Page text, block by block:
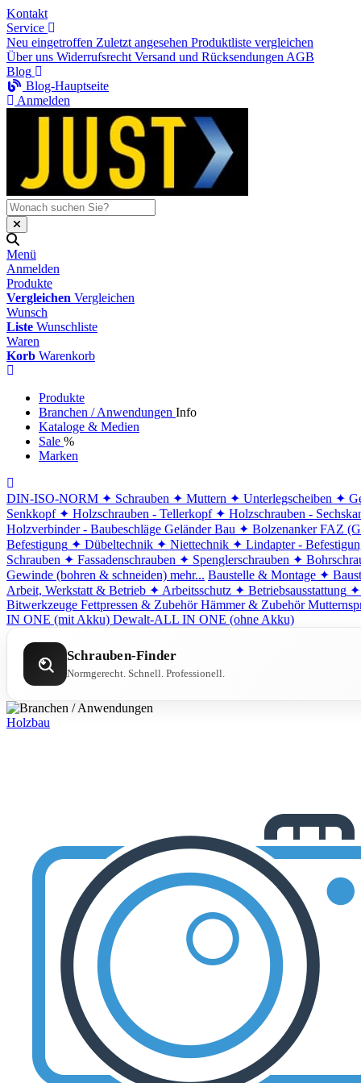
Kontakt
Service
Neu eingetroffen Zuletzt angesehen Produktliste vergleichen
Über uns Widerrufsrecht Versand und Rücksendungen AGB
Blog
Blog-Hauptseite
Anmelden
Menü
Anmelden
Produkte
Vergleichen Vergleichen
Wunsch
Liste Wunschliste
Waren
Korb Warenkorb
Produkte
Branchen / Anwendungen Info
Kataloge & Medien
Sale %
Marken
DIN-ISO-NORM ✦ Schrauben ✦ Muttern ✦ Unterlegscheiben ✦
Senkkopf ✦ Holzschrauben - Tellerkopf ✦ Holzschrauben -
Holzverbinder - Baubeschläge Geländer Bau ✦ Bolzenanker FAZ
Befestigung ✦ Dübeltechnik ✦ Niettechnik ✦ Lindapter -
Schrauben ✦ Fassadenschrauben ✦ Spenglerschrauben ✦
Gewinde (bohren & schneiden) mehr... Baustelle & Montage ✦
Arbeit, Werkstatt & Betrieb ✦ Arbeitsschutz ✦ Betriebsausstattung ✦
Bitwerkzeuge Fettpressen & Zubehör Hämmer & Zubehör
IN ONE (mit Akku) Dewalt-ALL IN ONE (ohne Akku)
Schrauben-Finder
Normgerecht. Schnell. Professionell.
Holzbau